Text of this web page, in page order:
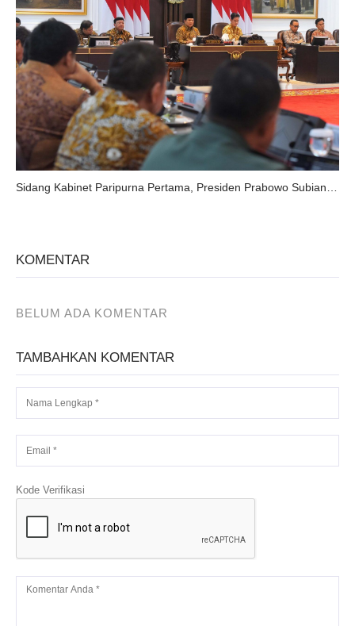
KOMENTAR
BELUM ADA KOMENTAR
TAMBAHKAN KOMENTAR
Kode Verifikasi